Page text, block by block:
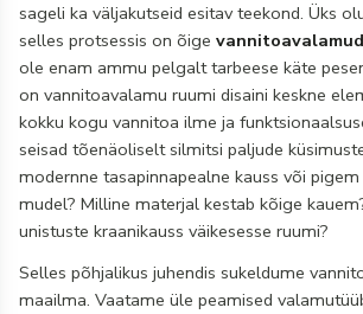
sageli ka väljakutseid esitav teekond. Üks
selles protsessis on õige vannitoavalamud
ole enam ammu pelgalt tarbeese käte
on vannitoavalamu ruumi disaini keskne
kokku kogu vannitoa ilme ja
seisad tõenäoliselt silmitsi paljude
modernne tasapinnapealne kauss või
mudel? Milline materjal kestab kõige
unistuste kraanikauss väikesesse ruumi?
Selles põhjalikus juhendis sukeldume
maailma. Vaatame üle peamised